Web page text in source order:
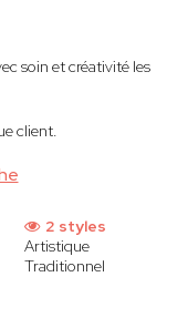
soin et créativité les
client.
2 styles
Artistique
Traditionnel